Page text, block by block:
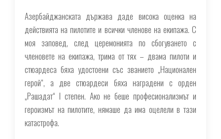
Азербайджанската държава даде висока оценка на
действията на пилотите и всички членове на екипажа. С
моя заповед, след церемонията по сбогуването с
членовете на екипажа, трима от тях – двама пилоти и
стюардеса бяха удостоени със званието „Национален
герой“, а две стюардеси бяха наградени с орден
„Рашадат“ I степен. Ако не беше професионализмът и
героизмът на пилотите, нямаше да има оцелели в тази
катастрофа.